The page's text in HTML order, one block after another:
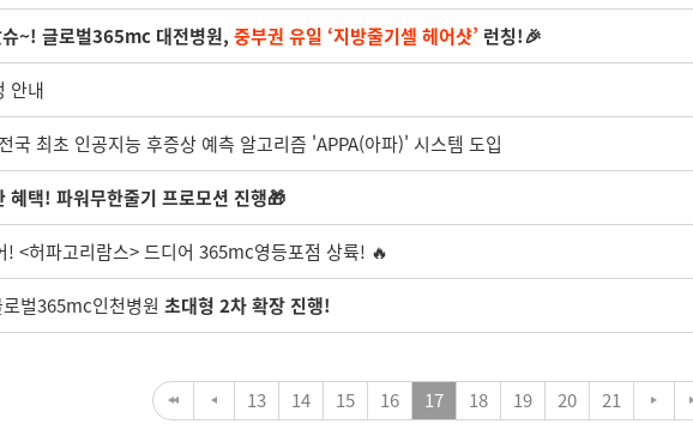
~! 글로벌365mc 대전병원, 중부권 유일 ‘지방줄기셀 헤어샷’ 런칭!🎉
안내
국 최초 인공지능 후증상 예측 알고리즘 'APPA(아파)' 시스템 도입
혜택! 파워무한줄기 프로모션 진행🎁
! <허파고리람스> 드디어 365mc영등포점 상륙! 🔥
벌365mc인천병원 초대형 2차 확장 진행!
13 14 15 16 17 18 19 20 21